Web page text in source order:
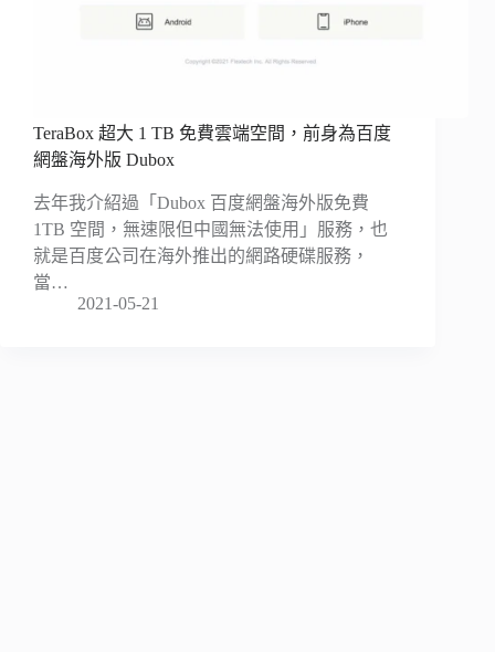
TeraBox 超大 1 TB 免費雲端空間，前身為百度
網盤海外版 Dubox
去年我介紹過「Dubox 百度網盤海外版免費
1TB 空間，無速限但中國無法使用」服務，也
就是百度公司在海外推出的網路硬碟服務，
當…
2021-05-21